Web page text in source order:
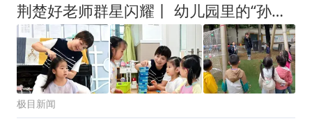
荆楚好老师群星闪耀丨 幼儿园里的“孙悟空老师”，用七十二般“戏法”淬炼孩童韧性
极目新闻